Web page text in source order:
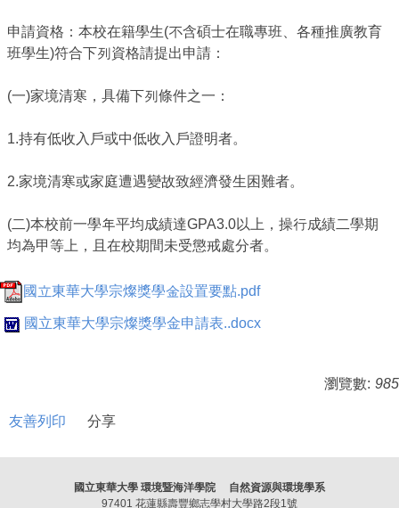
申請資格：本校在籍學生(不含碩士在職專班、各種推廣教育
班學生)符合下列資格請提出申請：
(一)家境清寒，具備下列條件之一：
1.持有低收入戶或中低收入戶證明者。
2.家境清寒或家庭遭遇變故致經濟發生困難者。
(二)本校前一學年平均成績達GPA3.0以上，操行成績二學期
均為甲等上，且在校期間未受懲戒處分者。
國立東華大學宗燦獎學金設置要點.pdf
國立東華大學宗燦獎學金申請表..docx
瀏覽數: 985
友善列印 分享
國立東華大學 環境暨海洋學院 自然資源與環境學系
97401 花蓮縣壽豐鄉志學村大學路2段1號